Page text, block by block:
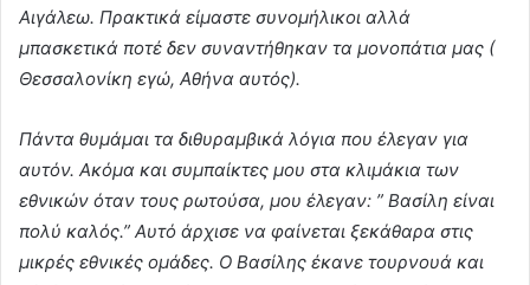
Αιγάλεω. Πρακτικά είμαστε συνομήλικοι αλλά
μπασκετικά ποτέ δεν συναντήθηκαν τα μονοπάτια μας (
Θεσσαλονίκη εγώ, Αθήνα αυτός).
Πάντα θυμάμαι τα διθυραμβικά λόγια που έλεγαν για
αυτόν. Ακόμα και συμπαίκτες μου στα κλιμάκια των
εθνικών όταν τους ρωτούσα, μου έλεγαν: ” Βασίλη είναι
πολύ καλός.” Αυτό άρχισε να φαίνεται ξεκάθαρα στις
μικρές εθνικές ομάδες. Ο Βασίλης έκανε τουρνουά και